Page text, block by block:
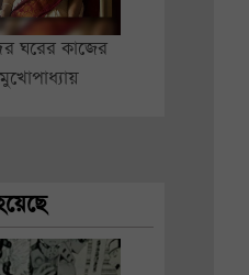
ঘরের কাজের